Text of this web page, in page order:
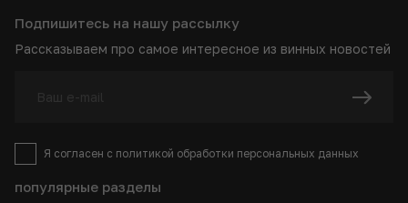
популярные разделы
Подпишитесь на нашу рассылку
Рассказываем про самое интересное из винных новостей
Я согласен с политикой обработки персональных данных